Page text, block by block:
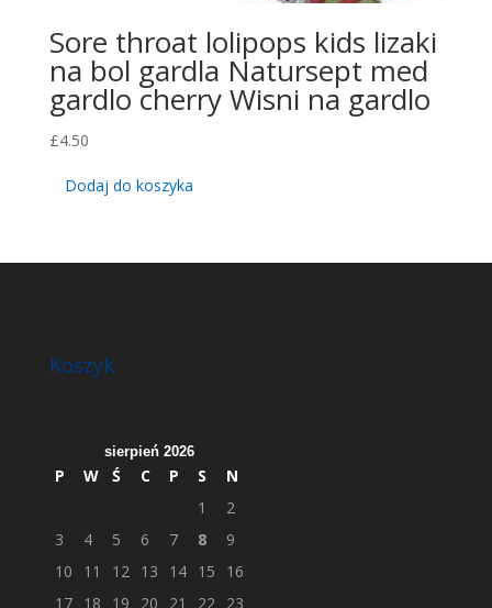
Sore throat lolipops kids lizaki
na bol gardla Natursept med
gardlo cherry Wisni na gardlo
£4.50
Dodaj do koszyka
Koszyk
sierpień 2026
P W Ś C P S
N
1
2
3
4 5 6 7 8
9
10
11 12 13 14 15
16
17 18 19 20 21 22 23